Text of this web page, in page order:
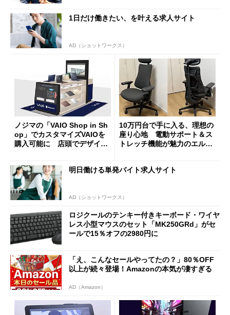
1日だけ働きたい、を叶える求人サイト
AD（ショットワークス）
ノジマの「VAIO Shop in Sh
op」でカスタマイズVAIOを
購入可能に 店頭でデザイン
10万円台で手に入る、理想の
座り心地 電動サポート＆ス
トレッチ機能が魅力のエルゴ
明日働ける単発バイト求人サイト
AD（ショットワークス）
ロジクールのテンキー付きキーボード・ワイヤ
レス小型マウスのセット「MK250GRd」がセ
ールで15％オフの2980円に
「え、こんなセールやってたの？」80％OFF
以上が続々登場！Amazonの本気が凄すぎる
AD（Amazon）